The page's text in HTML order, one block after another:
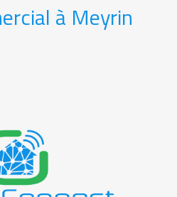
à Meyrin